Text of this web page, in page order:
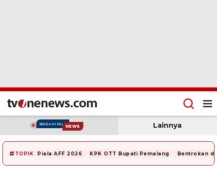
BREAKING NEWS Lainnya
# TOPIK Piala AFF 2026 KPK OTT Bupati Pemalang Bentrokan di